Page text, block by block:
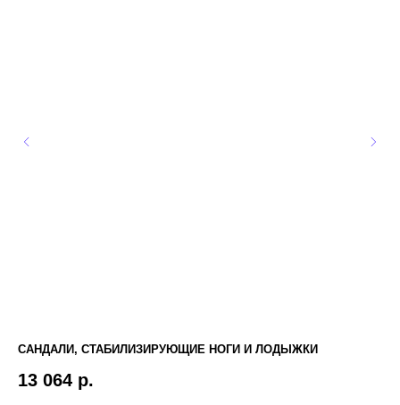
САНДАЛИ, СТАБИЛИЗИРУЮЩИЕ НОГИ И ЛОДЫЖКИ
13 064 р.